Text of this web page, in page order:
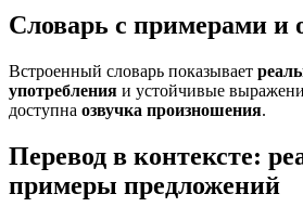
Словарь с примерами и
Встроенный словарь показывает
употребления и устойчивые
доступна озвучка произношения.
Перевод в контексте:
примеры предложений